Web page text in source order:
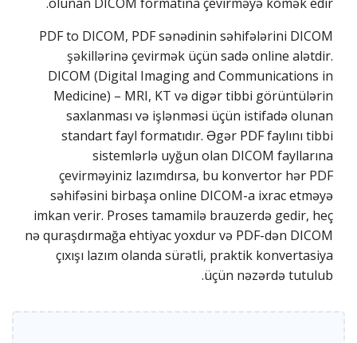
PDF to DICOM, PDF sənədinin səhifələrini DICOM
şəkillərinə çevirmək üçün sadə online alətdir.
DICOM (Digital Imaging and Communications in
Medicine) – MRI, KT və digər tibbi görüntülərin
saxlanması və işlənməsi üçün istifadə olunan
standart fayl formatıdır. Əgər PDF faylını tibbi
sistemlərlə uyğun olan DICOM fayllarına
çevirməyiniz lazımdırsa, bu konvertor hər PDF
səhifəsini birbaşa online DICOM-a ixrac etməyə
imkan verir. Proses tamamilə brauzerdə gedir, heç
nə quraşdırmağa ehtiyac yoxdur və PDF-dən DICOM
çıxışı lazım olanda sürətli, praktik konvertasiya
üçün nəzərdə tutulub.